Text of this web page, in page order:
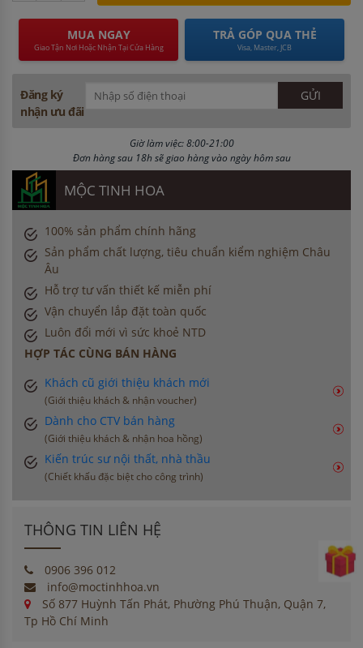
MUA NGAY
Giao Tận Nơi Hoặc Nhận Tại Cửa Hàng
TRẢ GÓP QUA THẺ
Visa, Master, JCB
Đăng ký
nhận ưu đãi
Giờ làm việc: 8:00-21:00
Đơn hàng sau 18h sẽ giao hàng vào ngày hôm sau
MỘC TINH HOA
100% sản phẩm chính hãng
Sản phẩm chất lượng, tiêu chuẩn kiểm nghiệm Châu
Âu
Hỗ trợ tư vấn thiết kế miễn phí
Vận chuyển lắp đặt toàn quốc
Luôn đổi mới vì sức khoẻ NTD
HỢP TÁC CÙNG BÁN HÀNG
Khách cũ giới thiệu khách mới
(Giới thiệu khách & nhận voucher)
Dành cho CTV bán hàng
(Giới thiệu khách & nhận hoa hồng)
Kiến trúc sư nội thất, nhà thầu
(Chiết khấu đặc biệt cho công trình)
THÔNG TIN LIÊN HỆ
0906 396 012
info@moctinhhoa.vn
Số 877 Huỳnh Tấn Phát, Phường Phú Thuận, Quận 7,
Tp Hồ Chí Minh